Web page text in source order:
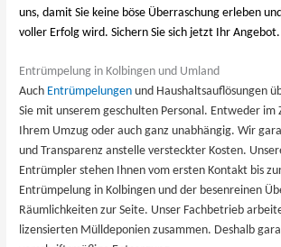
uns, damit Sie keine böse Überraschung erleben
voller Erfolg wird. Sichern Sie sich jetzt Ihr Angebot.
Entrümpelung in Kolbingen und Umland
Auch Entrümpelungen und Haushaltsauflösungen
Sie mit unserem geschulten Personal. Entweder im
Ihrem Umzug oder auch ganz unabhängig. Wir
und Transparenz anstelle versteckter Kosten.
Entrümpler stehen Ihnen vom ersten Kontakt bis
Entrümpelung in Kolbingen und der besenreinen
Räumlichkeiten zur Seite. Unser Fachbetrieb
lizensierten Mülldeponien zusammen. Deshalb